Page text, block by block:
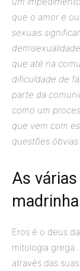
que o amor e
sexuais
que até na
dificuldade de
parte da
como um
que vem com
questões
As
madrinha
Eros é o deus
mitologia
através das